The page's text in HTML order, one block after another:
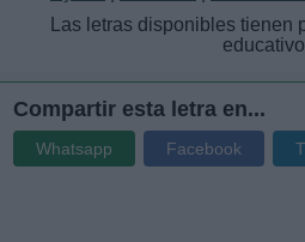
Las letras disponibles tienen
Compartir esta letra en...
Whatsapp Facebook